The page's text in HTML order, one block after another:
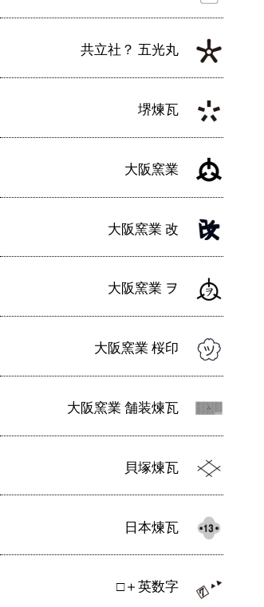
共立社？ 五光丸
堺煉瓦
大阪窯業
大阪窯業 改
大阪窯業 ヲ
大阪窯業 桜印
大阪窯業 舗装煉瓦
貝塚煉瓦
日本煉瓦
□＋英数字